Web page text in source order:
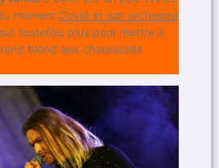
moment Covid et son orchestre
toutefois plus pour mettre à
blond aux chaussures